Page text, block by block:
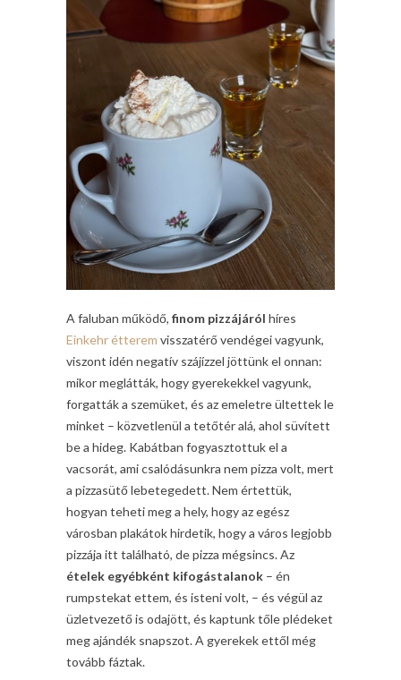
A faluban működő, finom pizzájáról híres
Einkehr étterem visszatérő vendégei vagyunk,
viszont idén negatív szájízzel jöttünk el onnan:
mikor meglátták, hogy gyerekekkel vagyunk,
forgatták a szemüket, és az emeletre ültettek le
minket – közvetlenül a tetőtér alá, ahol süvített
be a hideg. Kabátban fogyasztottuk el a
vacsorát, ami csalódásunkra nem pizza volt, mert
a pizzasütő lebetegedett. Nem értettük,
hogyan teheti meg a hely, hogy az egész
városban plakátok hirdetik, hogy a város legjobb
pizzája itt található, de pizza mégsincs. Az
ételek egyébként kifogástalanok – én
rumpstekat ettem, és isteni volt, – és végül az
üzletvezető is odajött, és kaptunk tőle plédeket
meg ajándék snapszot. A gyerekek ettől még
tovább fáztak.